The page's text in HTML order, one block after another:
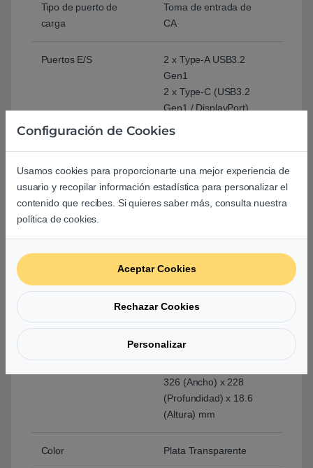
Tipo de puerto de
carga
Toma de entrada de
CA
Puertos E/S
2 x Type-A USB3.2
Gen1
2 x Type-C (USB3.2
Gen1 / DisplayPort)
out Combo Jack
Teclado y TouchPad
Teclado QWERTY,
incluye la letra ñ
50 Whrs
3 celdas Ion Litio
326 (Ancho) x 228
(Profundidad) x 18.6
(Altura) mm
Color Plata Transparente
Configuración de Cookies
Usamos cookies para proporcionarte una mejor experiencia de
usuario y recopilar información estadística para personalizar el
contenido que recibes. Si quieres saber más, consulta nuestra
política de cookies.
Aceptar Cookies
Rechazar Cookies
Personalizar